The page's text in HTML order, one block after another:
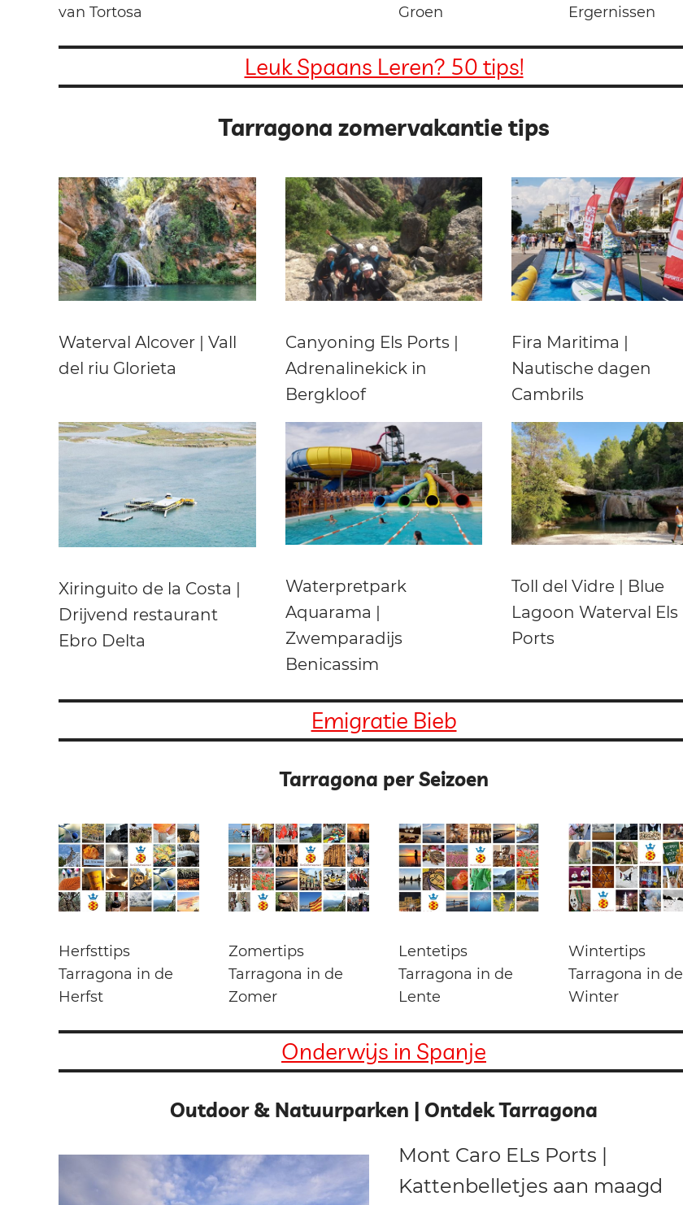
van Tortosa
Groen
Ergernissen
Leuk Spaans Leren? 50 tips!
Tarragona zomervakantie tips
Waterval Alcover | Vall
del riu Glorieta
Canyoning Els Ports |
Adrenalinekick in
Bergkloof
Fira Maritima |
Nautische dagen
Cambrils
Xiringuito de la Costa |
Drijvend restaurant
Ebro Delta
Waterpretpark
Aquarama |
Zwemparadijs
Benicassim
Toll del Vidre | Blue
Lagoon Waterval Els
Ports
Emigratie Bieb
Tarragona per Seizoen
Herfsttips
Tarragona in de
Herfst
Zomertips
Tarragona in de
Zomer
Lentetips
Tarragona in de
Lente
Wintertips
Tarragona in de
Winter
Onderwijs in Spanje
Outdoor & Natuurparken | Ontdek Tarragona
Mont Caro ELs Ports |
Kattenbelletjes aan maagd